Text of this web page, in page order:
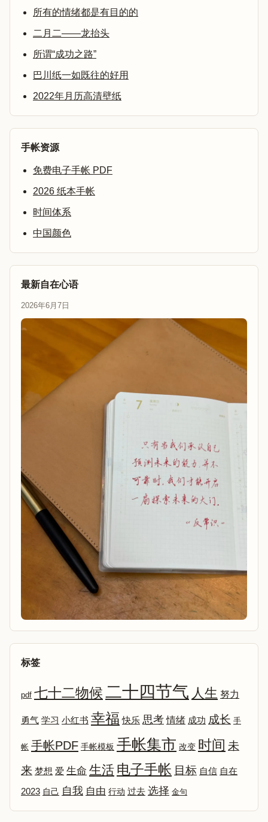
所有的情绪都是有目的的
二月二——龙抬头
所谓“成功之路”
巴川纸一如既往的好用
2022年月历高清壁纸
手帐资源
免费电子手帐 PDF
2026 纸本手帐
时间体系
中国颜色
最新自在心语
2026年6月7日
标签
pdf 七十二物候二十四节气 人生 努力
勇气 学习 小红书 幸福 快乐 思考 情绪 成功 成长 手
帐 手帐PDF 手帐模板 手帐集市 改变 时间 未
来 梦想 爱 生命 生活 电子手帐 目标 自信 自在
2023 自己 自我 自由 行动 过去 选择 金句